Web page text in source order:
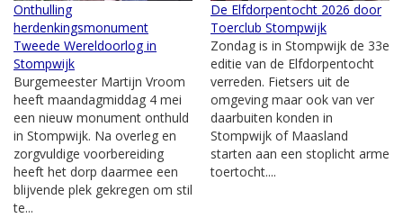
Onthulling
herdenkingsmonument
Tweede Wereldoorlog in
Stompwijk
Burgemeester Martijn Vroom
heeft maandagmiddag 4 mei
een nieuw monument onthuld
in Stompwijk. Na overleg en
zorgvuldige voorbereiding
heeft het dorp daarmee een
blijvende plek gekregen om stil
te...
De Elfdorpentocht 2026 door
Toerclub Stompwijk
Zondag is in Stompwijk de 33e
editie van de Elfdorpentocht
verreden. Fietsers uit de
omgeving maar ook van ver
daarbuiten konden in
Stompwijk of Maasland
starten aan een stoplicht arme
toertocht....